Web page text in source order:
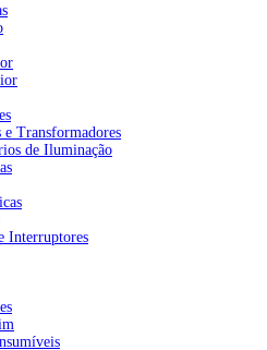
e Transformadores
de Iluminação
Interruptores